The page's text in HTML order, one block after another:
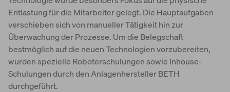
Entlastung für die Mitarbeiter gelegt. Die Hauptaufgaben
verschieben sich von manueller Tätigkeit hin zur
Überwachung der Prozesse. Um die Belegschaft
bestmöglich auf die neuen Technologien vorzubereiten,
wurden spezielle Roboterschulungen sowie Inhouse-
Schulungen durch den Anlagenhersteller BETH
durchgeführt.